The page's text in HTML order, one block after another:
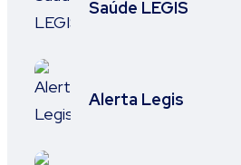
Saúde LEGIS
Alerta Legis